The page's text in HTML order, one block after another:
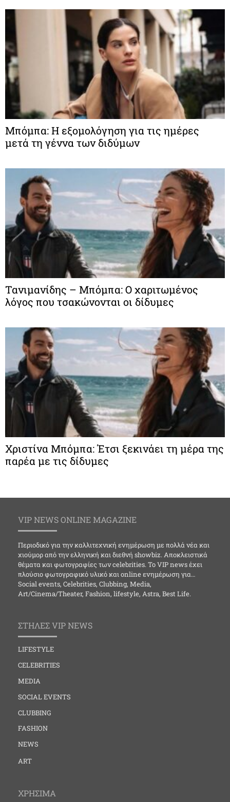
Μπόμπα: Η εξομολόγηση για τις ημέρες
μετά τη γέννα των διδύμων
Τανιμανίδης – Μπόμπα: Ο χαριτωμένος
λόγος που τσακώνονται οι δίδυμες
Χριστίνα Μπόμπα: Έτσι ξεκινάει τη μέρα της
παρέα με τις δίδυμες
VIP NEWS ONLINE MAGAZINE
Περιοδικό για την καλλιτεχνική ενημέρωση με πολλά νέα και
χιούμορ από την ελληνική και διεθνή showbiz. Αποκλειστικά
θέματα και φωτογραφίες των celebrities. Το VIP news έχει
πλούσιο φωτογραφικό υλικό και online ενημέρωση για…
Social events, Celebrities, Clubbing, Media,
Art/Cinema/Theater, Fashion, lifestyle, Astra, Best Life.
ΣΤΗΛΕΣ VIP NEWS
LIFESTYLE
CELEBRITIES
MEDIA
SOCIAL EVENTS
CLUBBING
FASHION
NEWS
ART
ΧΡΗΣΙΜΑ